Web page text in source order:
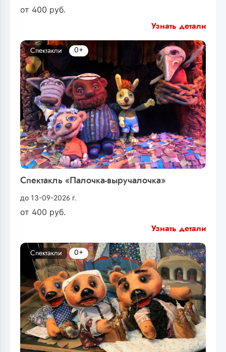
от 400 руб.
Узнать детали
Спектакль «Палочка-выручалочка»
до 13-09-2026 г.
от 400 руб.
Спектакли 0+
Узнать детали
Спектакли 0+